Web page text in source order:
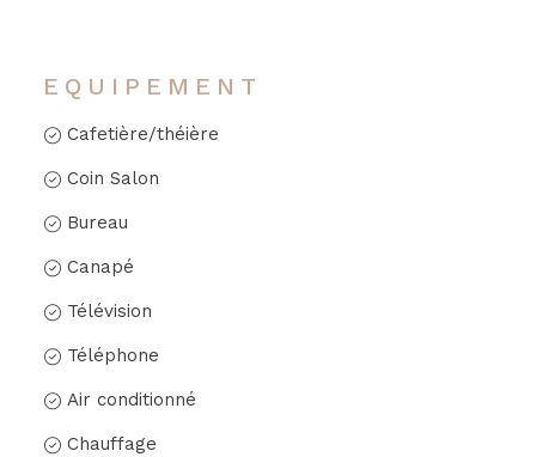
EQUIPEMENT
Cafetière/théière
Coin Salon
Bureau
Canapé
Télévision
Téléphone
Air conditionné
Chauffage